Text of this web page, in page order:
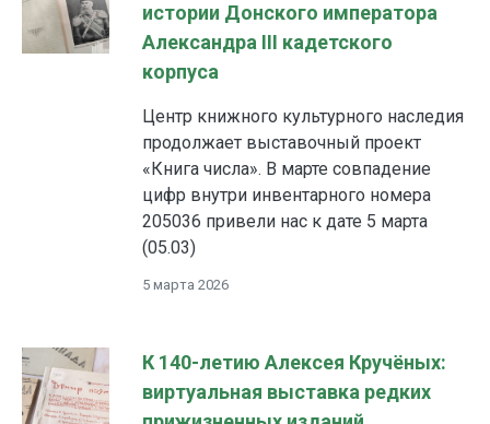
истории Донского императора
Александра III кадетского
корпуса
Центр книжного культурного наследия
продолжает выставочный проект
«Книга числа». В марте совпадение
цифр внутри инвентарного номера
205036 привели нас к дате 5 марта
(05.03)
5 марта 2026
К 140-летию Алексея Кручёных:
виртуальная выставка редких